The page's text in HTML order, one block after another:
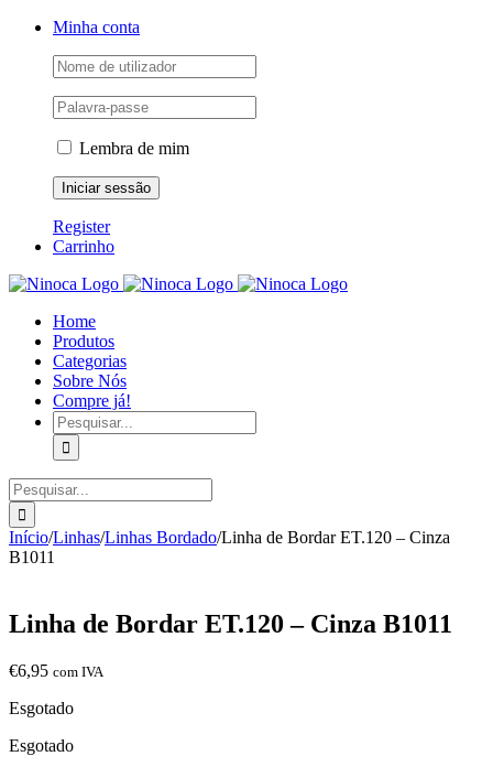
Skip
Facebook
Instagram
YouTubeMinha conta
Lembra de mim
Register
Carrinho
Home
Produtos
Categorias
Sobre Nós
Compre já!
Pesquisar
Pesquisar
Início/Linhas/Linhas Bordado/Linha de Bordar ET.120 – Cinza
B1011
Linha de Bordar ET.120 – Cinza B1011
€6,95 com IVA
Esgotado
Esgotado